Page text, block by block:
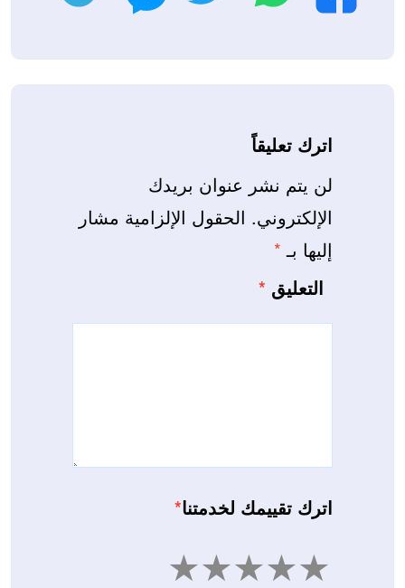
اترك تعليقاً
لن يتم نشر عنوان بريدك
الإلكتروني. الحقول الإلزامية مشار
إليها بـ *
التعليق *
اترك تقييمك لخدمتنا*
4 3 2 1